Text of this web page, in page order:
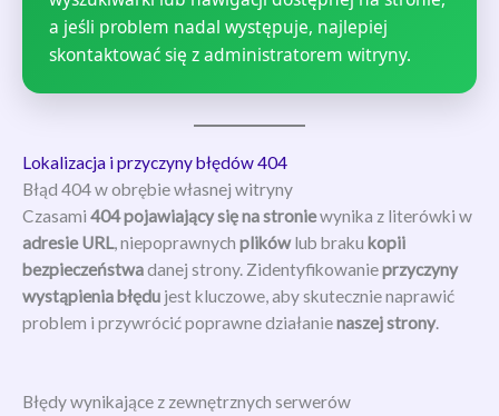
a jeśli problem nadal występuje, najlepiej
skontaktować się z administratorem witryny.
Lokalizacja i przyczyny błędów 404
Błąd 404 w obrębie własnej witryny
Czasami 404 pojawiający się na stroniewynika z literówki w
adresie URL, niepoprawnych plikówlub braku kopii
bezpieczeństwadanej strony. Zidentyfikowanieprzyczyny
wystąpienia błędu jest kluczowe, aby skutecznie naprawić
problem i przywrócić poprawne działanienaszej strony.
Błędy wynikające z zewnętrznych serwerów